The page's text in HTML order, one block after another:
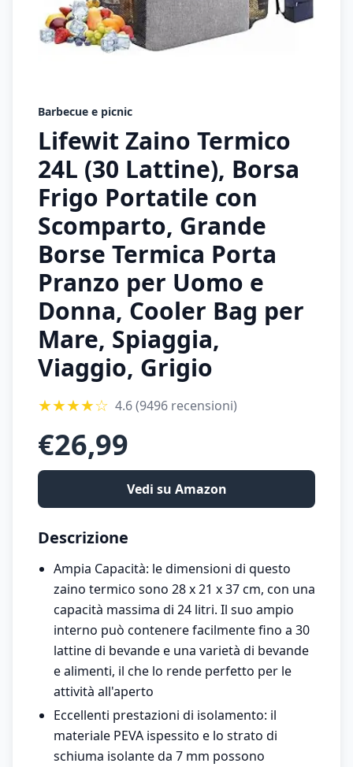
Barbecue e picnic
Lifewit Zaino Termico
24L (30 Lattine), Borsa
Frigo Portatile con
Scomparto, Grande
Borse Termica Porta
Pranzo per Uomo e
Donna, Cooler Bag per
Mare, Spiaggia,
Viaggio, Grigio
★★★★☆ 4.6(9496 recensioni)
€26,99
Vedi su Amazon
Descrizione
Ampia Capacità: le dimensioni di questo
zaino termico sono 28 x 21 x 37 cm, con una
capacità massima di 24 litri. Il suo ampio
interno può contenere facilmente fino a 30
lattine di bevande e una varietà di bevande
e alimenti, il che lo rende perfetto per le
attività all'aperto
Eccellenti prestazioni di isolamento: il
materiale PEVA ispessito e lo strato di
schiuma isolante da 7 mm possono